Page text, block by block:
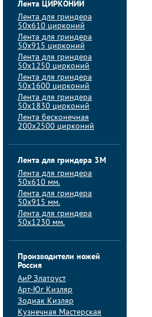
Лента ЦИРКОНИЙ
Лента для гриндера
50х610 цирконий
Лента для гриндера
50х915 цирконий
Лента для гриндера
50х1250 цирконий
Лента для гриндера
50х1600 цирконий
Лента для гриндера
50x1830 цирконий
Лента бесконечная
200х2500 цирконий
Лента для гриндера 3M
Лента для гриндера
50x610 мм.
Лента для гриндера
50x915 мм.
Лента для гриндера
50x1230 мм.
Производители ножей
Россия
АиP Златоуст
Арт-Юг Кизляр
Зодиак Кизляр
Кузнечная Мастерская